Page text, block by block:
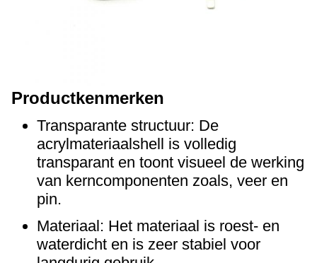
Productkenmerken
Transparante structuur: De
acrylmateriaalshell is volledig
transparant en toont visueel de werking
van kerncomponenten zoals, veer en
pin.
Materiaal: Het materiaal is roest- en
waterdicht en is zeer stabiel voor